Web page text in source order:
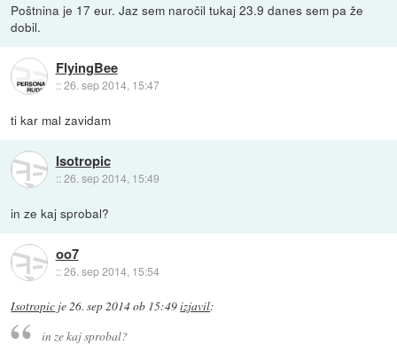
Poštnina je 17 eur. Jaz sem naročil tukaj 23.9 danes sem pa že
dobil.
FlyingBee
::26. sep 2014, 15:47
ti kar mal zavidam
Isotropic
::26. sep 2014, 15:49
in ze kaj sprobal?
oo7
::26. sep 2014, 15:54
Isotropic je26. sep 2014 ob 15:49izjavil:
in ze kaj sprobal?